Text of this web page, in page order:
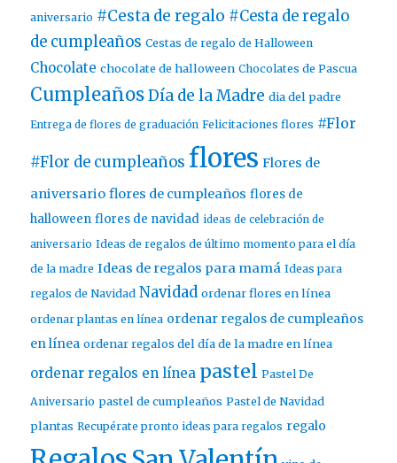
aniversario #Cesta de regalo #Cesta de regalo
de cumpleaños Cestas de regalo de Halloween
Chocolate chocolate de halloween Chocolates de Pascua
Cumpleaños Día de la Madre dia del padre
Entrega de flores de graduación Felicitaciones flores #Flor
#Flor de cumpleaños flores Flores de
aniversario flores de cumpleaños flores de
halloween flores de navidad ideas de celebración de
aniversario Ideas de regalos de último momento para el día
de la madre Ideas de regalos para mamá Ideas para
regalos de Navidad Navidad ordenar flores en línea
ordenar plantas en línea ordenar regalos de cumpleaños
en línea ordenar regalos del día de la madre en línea
ordenar regalos en línea pastel Pastel De
Aniversario pastel de cumpleaños Pastel de Navidad
plantas Recupérate pronto ideas para regalos regalo